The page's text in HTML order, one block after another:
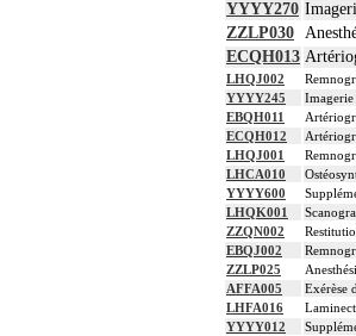
YYYY270
ZZLP030
ECQH013
LHQJ002
YYYY245
EBQH011
ECQH012
LHQJ001
LHCA010
YYYY600
LHQK001
ZZQN002
EBQJ002
ZZLP025
AFFA005
Exérèse
LHFA016
YYYY012